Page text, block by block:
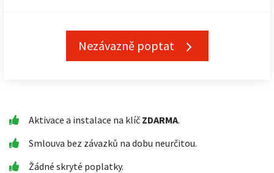
Nezávazně poptat
Aktivace a instalace na klíč ZDARMA.
Smlouva bez závazků na dobu neurčitou.
Žádné skryté poplatky.